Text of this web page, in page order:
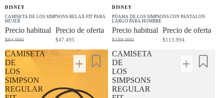
-50% OFF
DISNEY
CAMISETA DE LOS SIMPSONS RELAX FIT PARA
MUJER
Precio de oferta
$47.495
Precio habitual
$94.990
-40% OFF
DISNEY
PIJAMA DE LOS SIMPSONS CON PANTALON
LARGO PARA HOMBRE
Precio de oferta
$113.994
Precio habitual
$189.990
CAMISETA
DE
LOS
SIMPSON
REGULAR
CAMISETA
DE
LOS
SIMPSONS
REGULAR